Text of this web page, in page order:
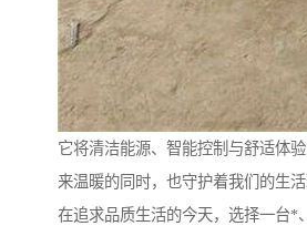
它将清洁能源、智能控制与舒适体
来温暖的同时，也守护着我们的生活
在追求品质生活的今天，选择一台*